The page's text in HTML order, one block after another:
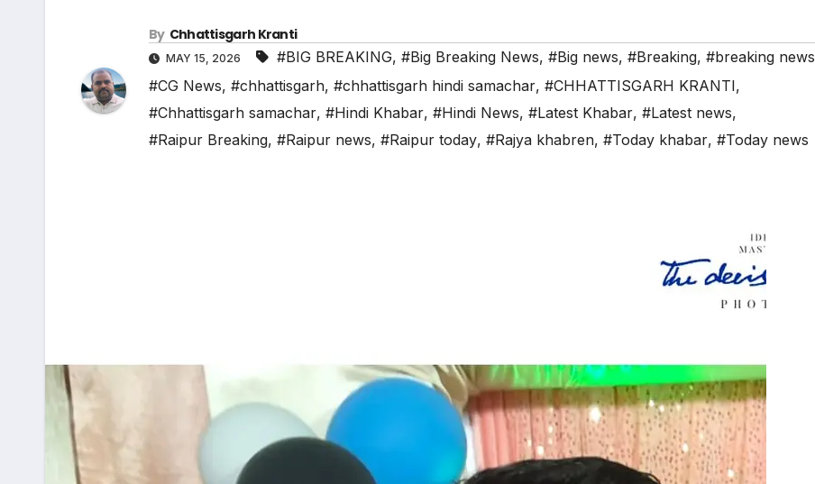
By Chhattisgarh Kranti
MAY 15, 2026 #BIG BREAKING, #Big Breaking News, #Big news, #Breaking, #breaking news
#CG News, #chhattisgarh, #chhattisgarh hindi samachar, #CHHATTISGARH KRANTI,
#Chhattisgarh samachar, #Hindi Khabar, #Hindi News, #Latest Khabar, #Latest news,
#Raipur Breaking, #Raipur news, #Raipur today, #Rajya khabren, #Today khabar, #Today news